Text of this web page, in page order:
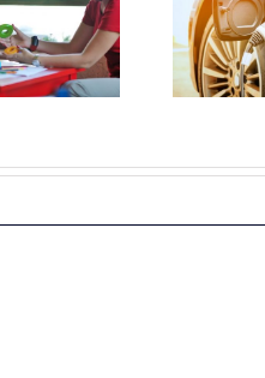
Subsidiebedragen
nieuwe
elektrische auto’s
worden lager